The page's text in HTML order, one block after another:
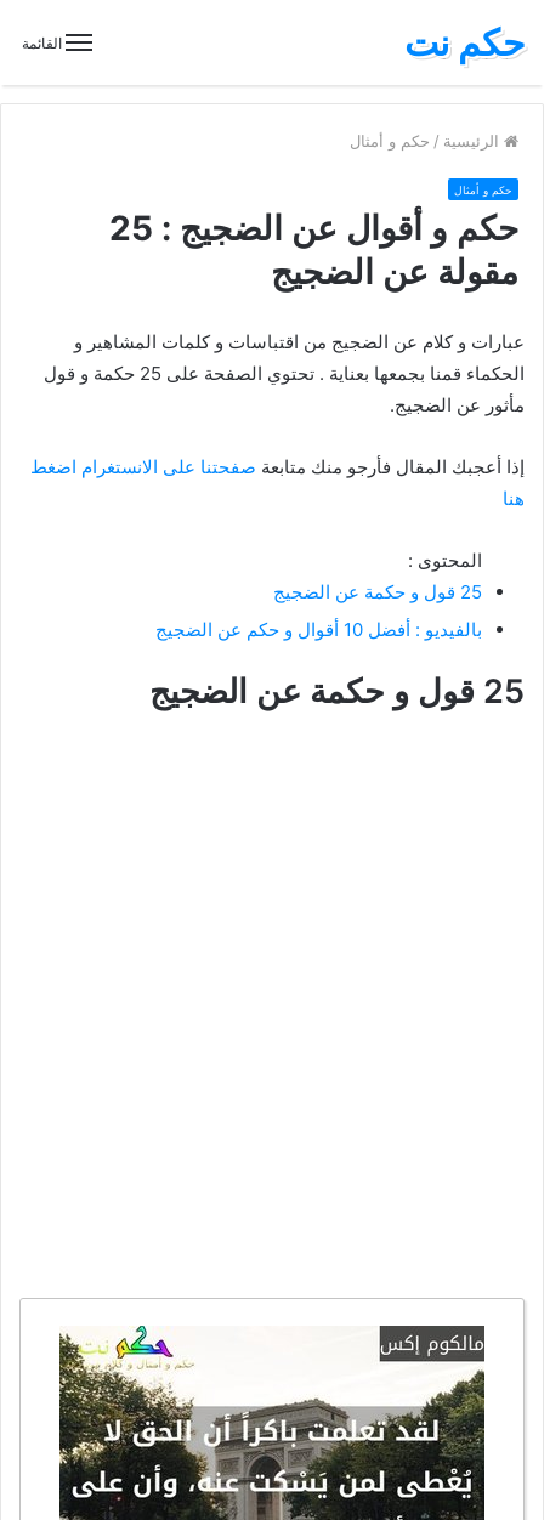
القائمة حكم نت
الرئيسية / حكم و أمثال
حكم و أمثال
حكم و أقوال عن الضجيج : 25
مقولة عن الضجيج
عبارات و كلام عن الضجيج من اقتباسات و كلمات المشاهير و
الحكماء قمنا بجمعها بعناية . تحتوي الصفحة على 25 حكمة و قول
مأثور عن الضجيج.
إذا أعجبك المقال فأرجو منك متابعة صفحتنا على الانستغرام اضغط
هنا
المحتوى :
25 قول و حكمة عن الضجيج
بالفيديو : أفضل 10 أقوال و حكم عن الضجيج
25 قول و حكمة عن الضجيج